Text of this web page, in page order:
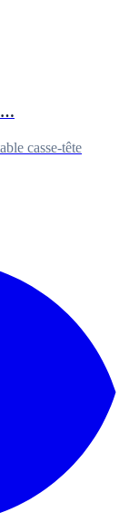
casse-tête